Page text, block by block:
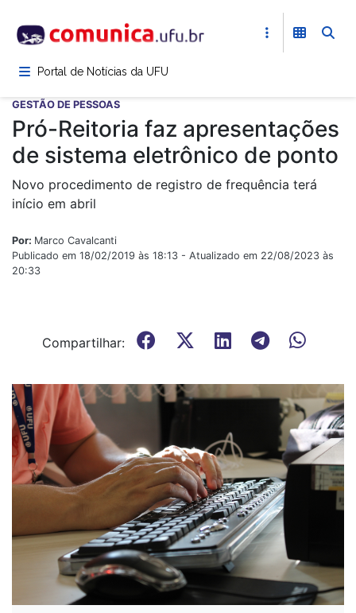
para
conteúdoPortal de Notícias da UFU
GESTÃO DE PESSOAS
Pró-Reitoria faz apresentações
de sistema eletrônico de ponto
Novo procedimento de registro de frequência terá
início em abril
Por: Marco Cavalcanti
Publicado em 18/02/2019 às 18:13 - Atualizado em 22/08/2023 às
20:33
Compartilhar: